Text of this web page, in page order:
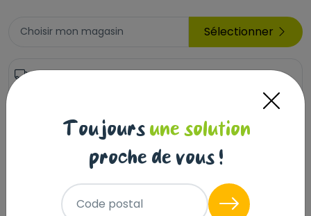
Choisir mon magasin Sélectionner
Livraison à domicile (offerte dès
,00 €
Prix au kg : 8.33 €
+
Ajouter au panier
Toujours une solution
proche de vous !
Code postal